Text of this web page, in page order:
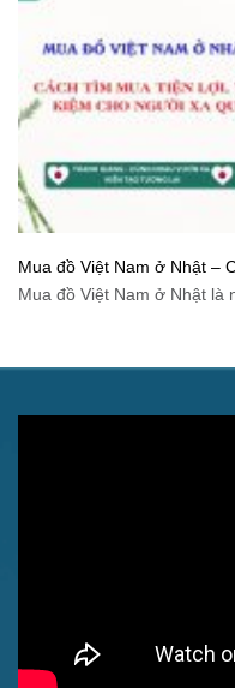
Mua đồ Việt Nam ở Nhật –
người xa quê
Mua đồ Việt Nam ở Nhật là